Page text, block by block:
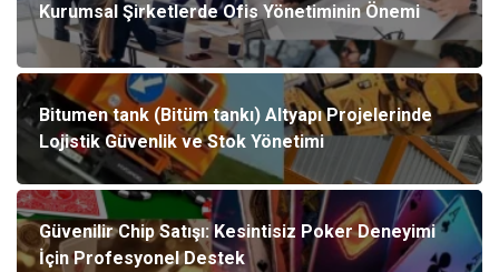
Kurumsal Şirketlerde Ofis Yönetiminin Önemi
Bitumen tank (Bitüm tankı) Altyapı Projelerinde
Lojistik Güvenlik ve Stok Yönetimi
Güvenilir Chip Satışı: Kesintisiz Poker Deneyimi
İçin Profesyonel Destek